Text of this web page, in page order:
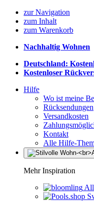
zur Navigation
zum Inhalt
zum Warenkorb
Nachhaltig Wohnen
Deutschland:
Kostenloser
Hilfe
Wo ist meine
Rücksendungen
Versandkosten
Kontakt
Alle Hilfe-
Mehr Inspiration